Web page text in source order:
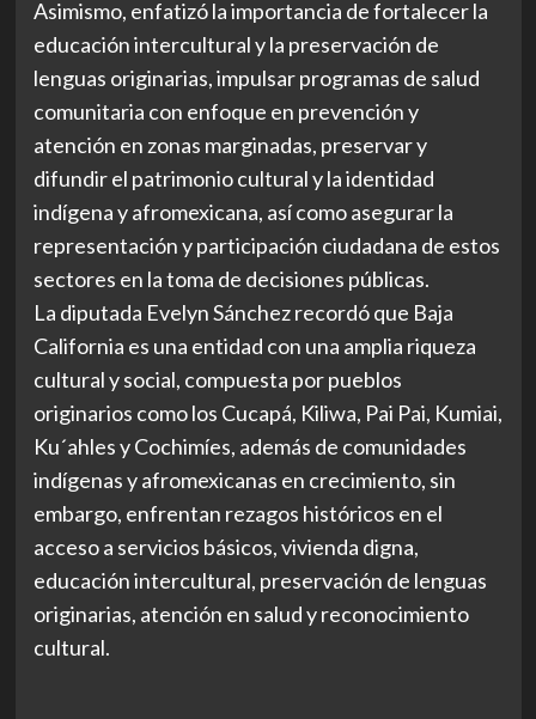
Asimismo, enfatizó la importancia de fortalecer la
educación intercultural y la preservación de
lenguas originarias, impulsar programas de salud
comunitaria con enfoque en prevención y
atención en zonas marginadas, preservar y
difundir el patrimonio cultural y la identidad
indígena y afromexicana, así como asegurar la
representación y participación ciudadana de estos
sectores en la toma de decisiones públicas.
La diputada Evelyn Sánchez recordó que Baja
California es una entidad con una amplia riqueza
cultural y social, compuesta por pueblos
originarios como los Cucapá, Kiliwa, Pai Pai, Kumiai,
Ku´ahles y Cochimíes, además de comunidades
indígenas y afromexicanas en crecimiento, sin
embargo, enfrentan rezagos históricos en el
acceso a servicios básicos, vivienda digna,
educación intercultural, preservación de lenguas
originarias, atención en salud y reconocimiento
cultural.